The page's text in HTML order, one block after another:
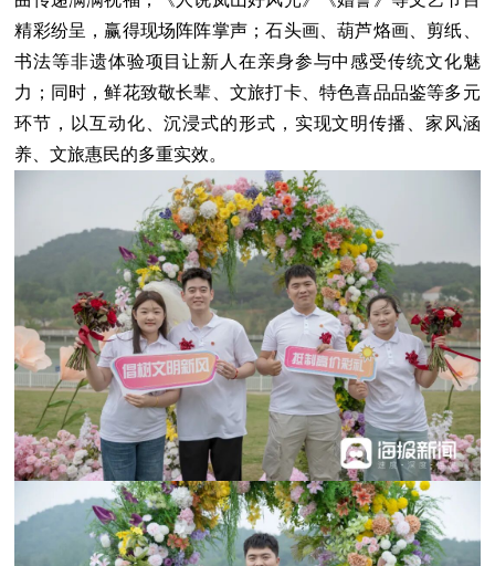
精彩纷呈，赢得现场阵阵掌声；石头画、葫芦烙画、剪纸、
书法等非遗体验项目让新人在亲身参与中感受传统文化魅
力；同时，鲜花致敬长辈、文旅打卡、特色喜品品鉴等多元
环节，以互动化、沉浸式的形式，实现文明传播、家风涵
养、文旅惠民的多重实效。